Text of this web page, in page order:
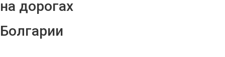
на дорогах
Болгарии